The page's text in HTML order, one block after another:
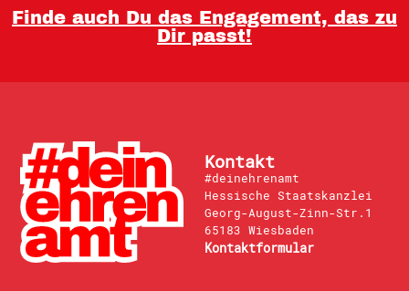
Finde auch Du das Engagement, das zu
Dir passt!
Kontakt
#deinehrenamt
Hessische Staatskanzlei
Georg-August-Zinn-Str.1
65183 Wiesbaden
Kontaktformular